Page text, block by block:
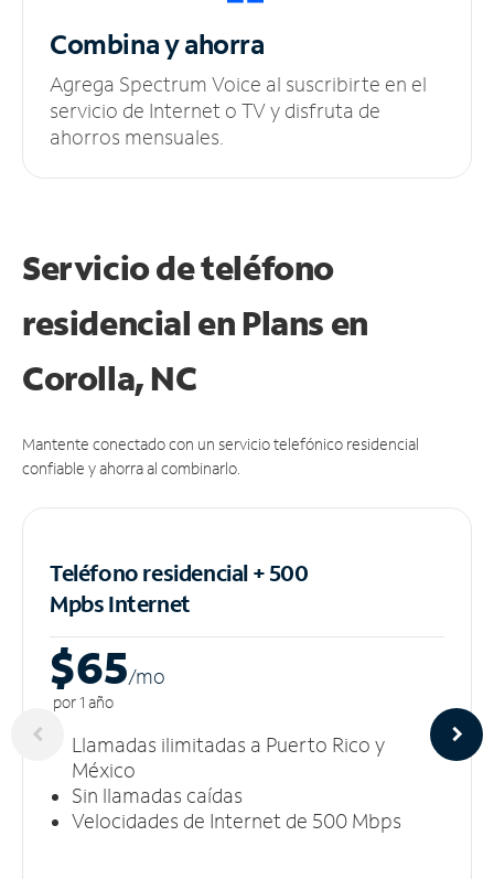
Combina y ahorra
Agrega Spectrum Voice al suscribirte en el
servicio de Internet o TV y disfruta de
ahorros mensuales.
Servicio de teléfono
residencial en Plans en
Corolla, NC
Mantente conectado con un servicio telefónico residencial
confiable y ahorra al combinarlo.
Teléfono residencial + 500
MpbsInternet
$65/mo
por 1 año
Llamadas ilimitadas a Puerto Rico y
México
Sin llamadas caídas
Velocidades de Internet de 500 Mbps